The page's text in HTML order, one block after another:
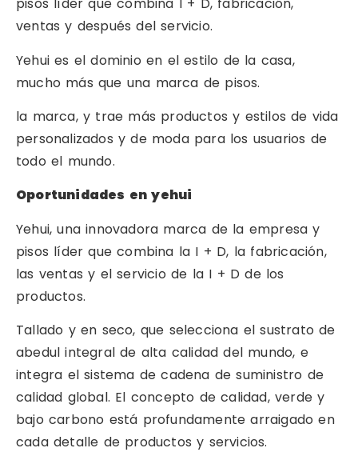
pisos líder que combina I + D, fabricación,
ventas y después del servicio.
Yehui es el dominio en el estilo de la casa,
mucho más que una marca de pisos.
la marca, y trae más productos y estilos de vida
personalizados y de moda para los usuarios de
todo el mundo.
Oportunidades en yehui
Yehui, una innovadora marca de la empresa y
pisos líder que combina la I + D, la fabricación,
las ventas y el servicio de la I + D de los
productos.
Tallado y en seco, que selecciona el sustrato de
abedul integral de alta calidad del mundo, e
integra el sistema de cadena de suministro de
calidad global. El concepto de calidad, verde y
bajo carbono está profundamente arraigado en
cada detalle de productos y servicios.